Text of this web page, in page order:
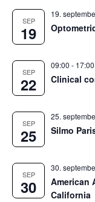
SEP
19
19.
SEP
22
09:00 - 17:00
Clinical
SEP
25
25.
Silmo
SEP
30
30.
American
California